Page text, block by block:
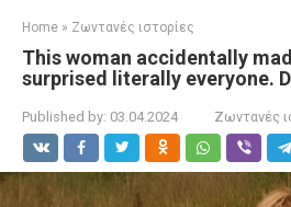
Home » Ζωντανές ιστορίες
This woman accidentally
surprised literally everyone.
Published by: 03.04.2024 Ζωντανές